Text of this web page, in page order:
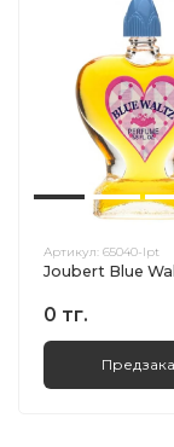
Артикул: 65040-lpt
Joubert Blue
0 тг.